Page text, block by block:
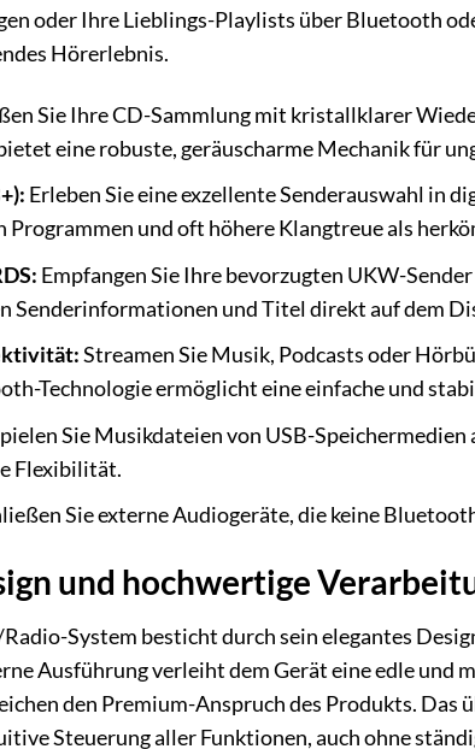
oder Ihre Lieblings-Playlists über Bluetooth
Hörerlebnis.
Sie Ihre CD-Sammlung mit kristallklarer
eine robuste, geräuscharme Mechanik für
Erleben Sie eine exzellente Senderauswahl in
Programmen und oft höhere Klangtreue als
Empfangen Sie Ihre bevorzugten UKW-
Senderinformationen und Titel direkt auf dem
Streamen Sie Musik, Podcasts oder
Technologie ermöglicht eine einfache und
Sie Musikdateien von USB-
Flexibilität.
Sie externe Audiogeräte, die keine
und hochwertige
System besticht durch sein elegantes
Ausführung verleiht dem Gerät eine edle
den Premium-Anspruch des Produkts. Das
Steuerung aller Funktionen, auch ohne